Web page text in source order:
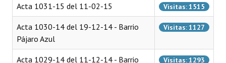
Acta 1031-15 del 11-02-15 Visitas: 1515
Acta 1030-14 del 19-12-14 - Barrio
Pájaro Azul
Visitas: 1127
Acta 1029-14 del 11-12-14 - Barrio
Visitas: 1293